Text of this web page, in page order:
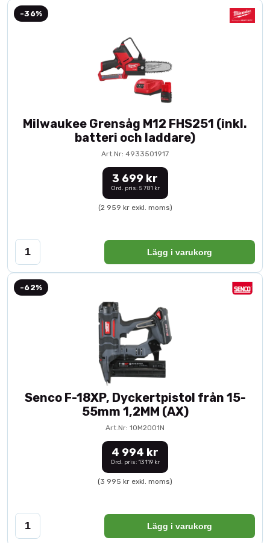
-36%
Milwaukee Grensåg M12 FHS251 (inkl.
batteri och laddare)
Art.Nr: 4933501917
3 699 kr
Ord. pris: 5 781 kr
(2 959 kr exkl. moms)
Lägg i varukorg
-62%
Senco F-18XP, Dyckertpistol från 15-
55mm 1,2MM (AX)
Art.Nr: 10M2001N
4 994 kr
Ord. pris: 13 119 kr
(3 995 kr exkl. moms)
Lägg i varukorg